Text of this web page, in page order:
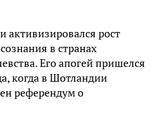
активизировался рост
в странах
Его апогей пришелся
когда в Шотландии
референдум о